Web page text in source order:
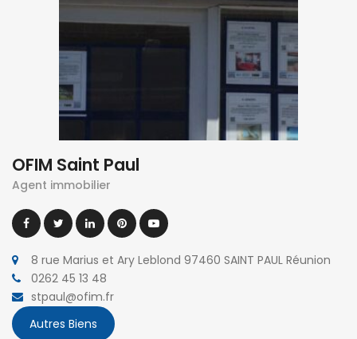
OFIM Saint Paul
Agent immobilier
8 rue Marius et Ary Leblond 97460 SAINT PAUL Réunion
0262 45 13 48
stpaul@ofim.fr
Autres Biens